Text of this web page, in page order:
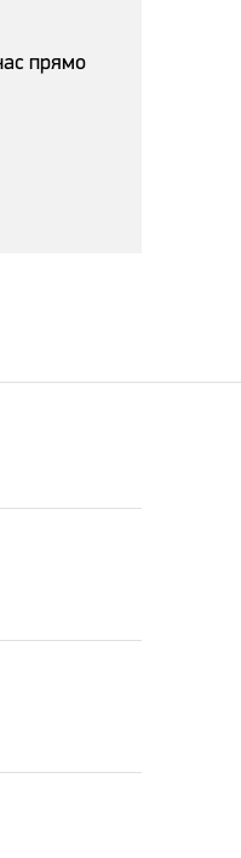
прямо